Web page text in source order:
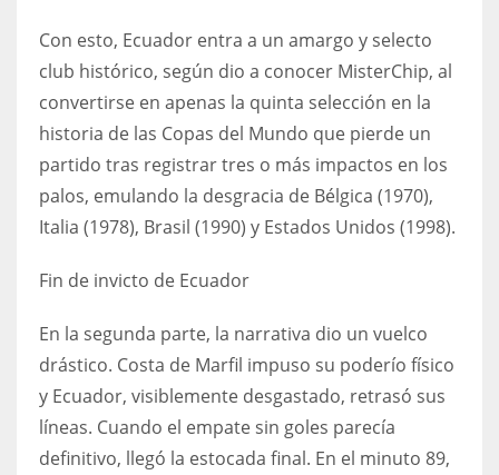
NE
16
OAK
19
24
Con esto, Ecuador entra a un amargo y selecto
club histórico, según dio a conocer MisterChip, al
convertirse en apenas la quinta selección en la
historia de las Copas del Mundo que pierde un
partido tras registrar tres o más impactos en los
palos, emulando la desgracia de Bélgica (1970),
Italia (1978), Brasil (1990) y Estados Unidos (1998).
Fin de invicto de Ecuador
En la segunda parte, la narrativa dio un vuelco
drástico. Costa de Marfil impuso su poderío físico
y Ecuador, visiblemente desgastado, retrasó sus
líneas. Cuando el empate sin goles parecía
definitivo, llegó la estocada final. En el minuto 89,